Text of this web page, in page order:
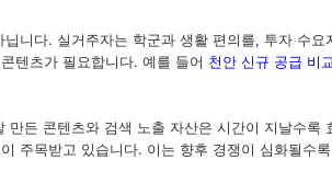
니다. 실거주자는 학군과 생활 편의를, 투자 수
텐츠가 필요합니다. 예를 들어 천안 신규 공급 비
든 콘텐츠와 검색 노출 자산은 시간이 지날수
주목받고 있습니다. 이는 향후 경쟁이 심화될수